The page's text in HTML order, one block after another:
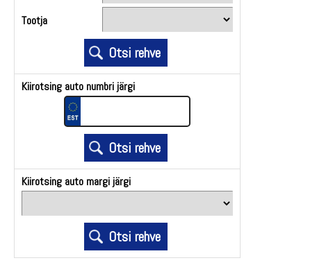
Tootja
Kiirotsing auto numbri järgi
Kiirotsing auto margi järgi